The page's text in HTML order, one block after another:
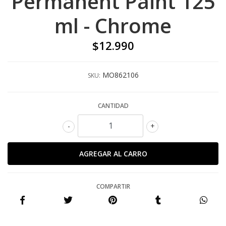
ml - Chrome
$12.990
SKU: MO862106
CANTIDAD
+
-
COMPARTIR